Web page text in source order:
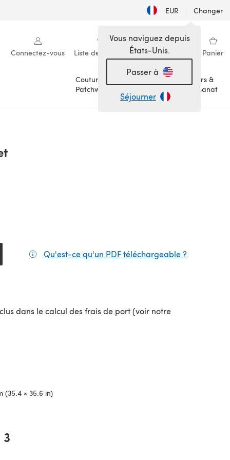
EUR | Changer
Connectez-vous Liste de souhaits Ma bibliothèque Panier
Couture &
Patchwork
Loisirs &
Artisanat
Vous naviguez depuis
États-Unis.
Passer à
Séjourner
Qu'est-ce qu'un PDF téléchargeable ?
dans le calcul des frais de port (voir notre
onglet)
(35.4 × 35.6 in)
3